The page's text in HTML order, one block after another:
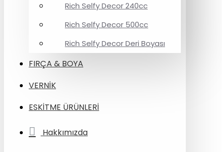
Rich Selfy Decor 240cc
Rich Selfy Decor 500cc
Rich Selfy Decor Deri Boyası
FIRÇA & BOYA
VERNİK
ESKİTME ÜRÜNLERİ
Hakkımızda